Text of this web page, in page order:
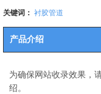
关键词： 衬胶管道
产品介绍
为确保网站收录效果，
绍。